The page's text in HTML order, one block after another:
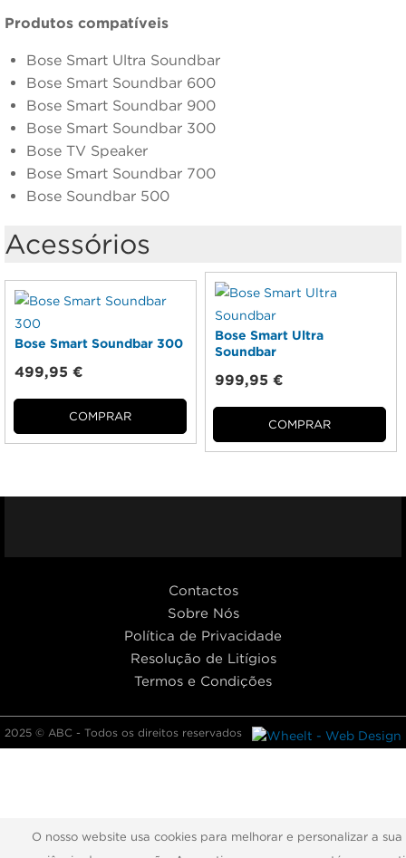
O nosso website usa cookies para melhorar e personalizar a sua
Produtos compatíveis
Bose Smart Ultra Soundbar
Bose Smart Soundbar 600
Bose Smart Soundbar 900
Bose Smart Soundbar 300
Bose TV Speaker
Bose Smart Soundbar 700
Bose Soundbar 500
Acessórios
Bose Smart Soundbar 300
499,95 €
COMPRAR
Bose Smart Ultra
Soundbar
999,95 €
COMPRAR
Contactos
Sobre Nós
Política de Privacidade
Resolução de Litígios
Termos e Condições
2025 © ABC - Todos os direitos reservados